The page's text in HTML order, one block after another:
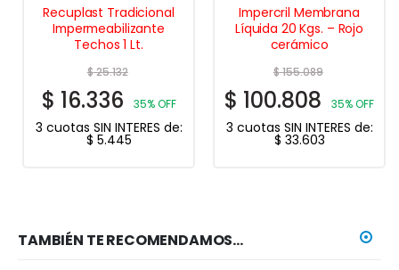
Recuplast Tradicional
Impermeabilizante
Techos 1 Lt.
$25.132
$ 16.336 35% OFF
3 cuotas SIN INTERES de:
$ 5.445
Impercril Membrana
Líquida 20 Kgs. – Rojo
cerámico
$155.089
$ 100.808 35% OFF
3 cuotas SIN INTERES de:
$ 33.603
TAMBIÉN TE RECOMENDAMOS…